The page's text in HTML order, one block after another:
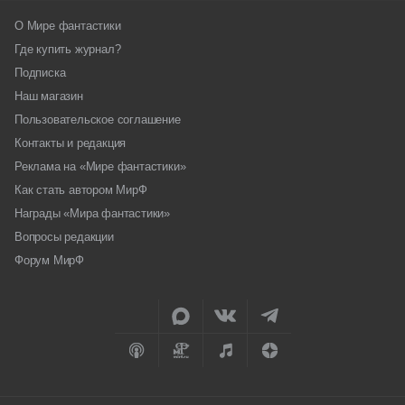
О Мире фантастики
Где купить журнал?
Подписка
Наш магазин
Пользовательское соглашение
Контакты и редакция
Реклама на «Мире фантастики»
Как стать автором МирФ
Награды «Мира фантастики»
Вопросы редакции
Форум МирФ